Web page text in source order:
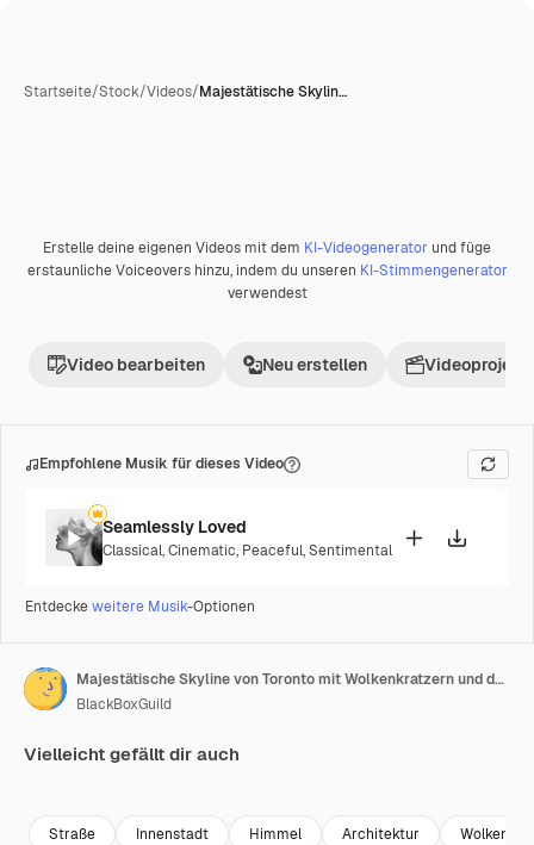
Startseite/Stock/Videos/Majestätische Skylin…
Premium
Erstelle deine eigenen Videos mit dem KI-Videogenerator und füge
erstaunliche Voiceovers hinzu, indem du unseren KI-Stimmengenerator
verwendest
Video bearbeiten Neu erstellen Videoprojekt
Empfohlene Musik für dieses Video
Seamlessly Loved
Classical,Cinematic, Peaceful,Sentimental
Entdeckeweitere Musik-Optionen
Majestätische Skyline von Toronto mit Wolkenkratzern und dem CN Tower mit schwebenden weißen Wolken bei Sonnenaufgang oder Sonnenuntergang
BlackBoxGuild
Vielleicht gefällt dir auch
Straße Innenstadt Himmel Architektur